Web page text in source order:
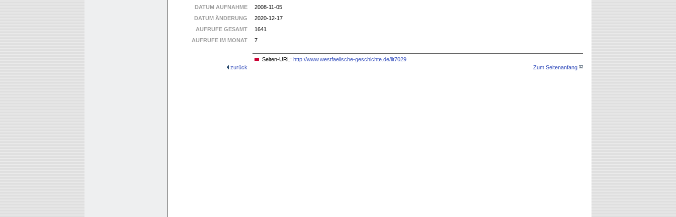
DATUM AUFNAHME
2008-11-05
DATUM ÄNDERUNG
2020-12-17
AUFRUFE GESAMT
1641
AUFRUFE IM MONAT
7
Seiten-URL: http://www.westfaelische-geschichte.de/lit7029
zurück
Zum Seitenanfang